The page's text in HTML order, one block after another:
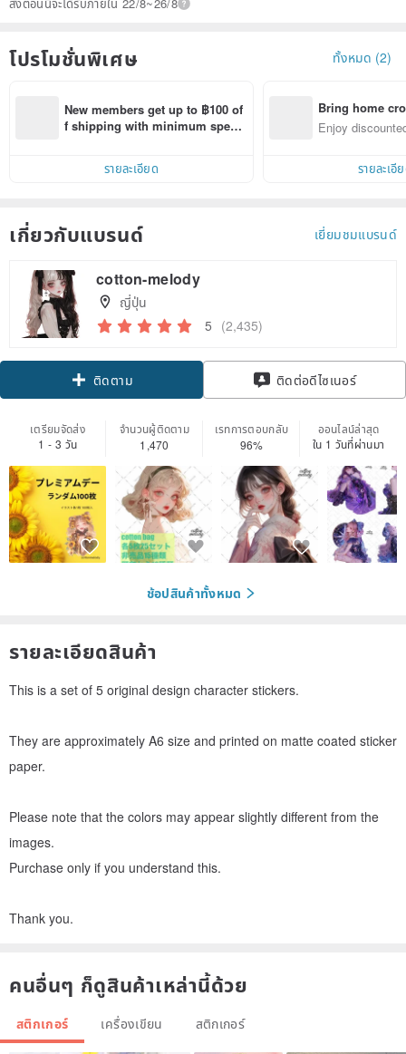
สั่งตอนนี้จะได้รับภายใน 22/8~26/8
โปรโมชั่นพิเศษ ทั้งหมด (2)
New members get up to ฿100 of
f shipping with minimum spen
รายละเอียด
Bring home
n with ease
Enjoy
รายละเอี
เกี่ยวกับแบรนด์ เยี่ยมชมแบรนด์
cotton-melody
ญี่ปุ่น
5 (2,435)
ติดตาม ติดต่อดีไซเนอร์
เตรียมจัดส่ง
1 - 3 วัน
จำนวนผู้ติดตาม
1,470
เรทการตอบกลับ
96%
ออนไลน์ล่าสุด
ใน 1 วันที่ผ่านมา
ช้อปสินค้าทั้งหมด
รายละเอียดสินค้า
This is a set of 5 original design character stickers.
They are approximately A6 size and printed on matte coated sticker
paper.
Please note that the colors may appear slightly different from the
images.
Purchase only if you understand this.
Thank you.
คนอื่นๆ ก็ดูสินค้าเหล่านี้ด้วย
สติกเกอร์ เครื่องเขียน สติกเกอร์